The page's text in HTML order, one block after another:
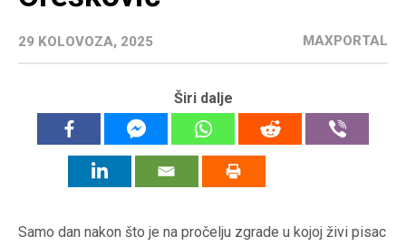
29 KOLOVOZA, 2025 MAXPORTAL
Širi dalje
Samo dan nakon što je na pročelju zgrade u kojoj živi pisac